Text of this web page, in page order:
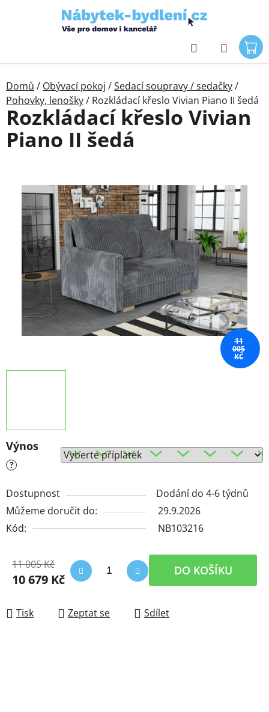
Hledat
Domů / Obývací pokoj /Sedací soupravy / sedačky/
Pohovky, lenošky/ Rozkládací křeslo Vivian Piano II šedá
Výnos
?
Dostupnost
Dodání do 4-6 týdnů
Můžeme doručit do:
29.9.2026
Kód:
NB103216
11 005 Kč
10 679 Kč
DO KOŠÍKU
Tisk Zeptat se Sdílet
Rozkládací křeslo Vivian
Piano II šedá
11
005
KČ